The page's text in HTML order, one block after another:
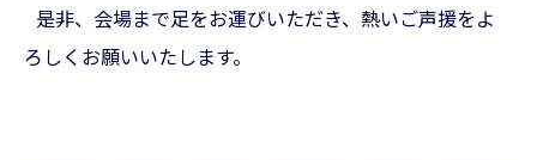
是非、会場まで足をお運びいただき、熱いご声援をよ
ろしくお願いいたします。